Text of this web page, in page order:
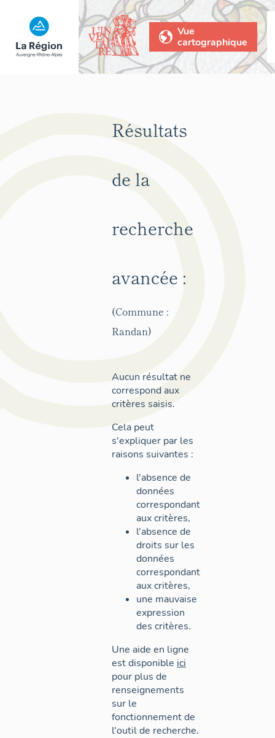
Vue
cartographique
Résultats
de la
recherche
avancée :
(Commune :
Randan)
Aucun résultat ne
correspond aux
critères saisis.
Cela peut
s'expliquer par les
raisons suivantes :
l'absence de
données
correspondant
aux critères,
l'absence de
droits sur les
données
correspondant
aux critères,
une mauvaise
expression
des critères.
Une aide en ligne
est disponible ici
pour plus de
renseignements
sur le
fonctionnement de
l'outil de recherche.